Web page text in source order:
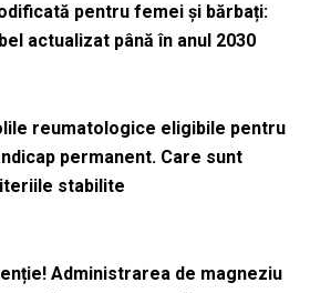
pentru femei și bărbați:
actualizat până în anul 2030
reumatologice eligibile pentru
permanent. Care sunt
stabilite
Administrarea de magneziu